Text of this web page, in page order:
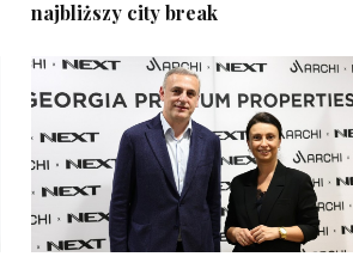
najbliższy city break